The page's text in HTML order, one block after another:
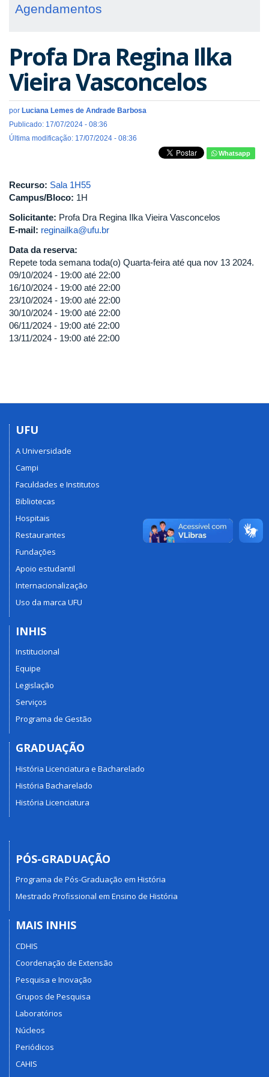
Agendamentos
Profa Dra Regina Ilka
Vieira Vasconcelos
por Luciana Lemes de Andrade Barbosa
Publicado: 17/07/2024 - 08:36
Última modificação: 17/07/2024 - 08:36
Whatsapp
Recurso: Sala 1H55
Campus/Bloco: 1H
Solicitante: Profa Dra Regina Ilka Vieira Vasconcelos
E-mail: reginailka@ufu.br
Data da reserva:
Repete toda semana toda(o) Quarta-feira até qua nov 13 2024.
09/10/2024 - 19:00 até 22:00
16/10/2024 - 19:00 até 22:00
23/10/2024 - 19:00 até 22:00
30/10/2024 - 19:00 até 22:00
06/11/2024 - 19:00 até 22:00
13/11/2024 - 19:00 até 22:00
UFU
A Universidade
Campi
Faculdades e Institutos
Bibliotecas
Hospitais
Restaurantes
Fundações
Apoio estudantil
Internacionalização
Uso da marca UFU
INHIS
Institucional
Equipe
Legislação
Serviços
Programa de Gestão
GRADUAÇÃO
História Licenciatura e Bacharelado
História Bacharelado
História Licenciatura
PÓS-GRADUAÇÃO
Programa de Pós-Graduação em História
Mestrado Profissional em Ensino de História
MAIS INHIS
CDHIS
Coordenação de Extensão
Pesquisa e Inovação
Grupos de Pesquisa
Laboratórios
Núcleos
Periódicos
CAHIS